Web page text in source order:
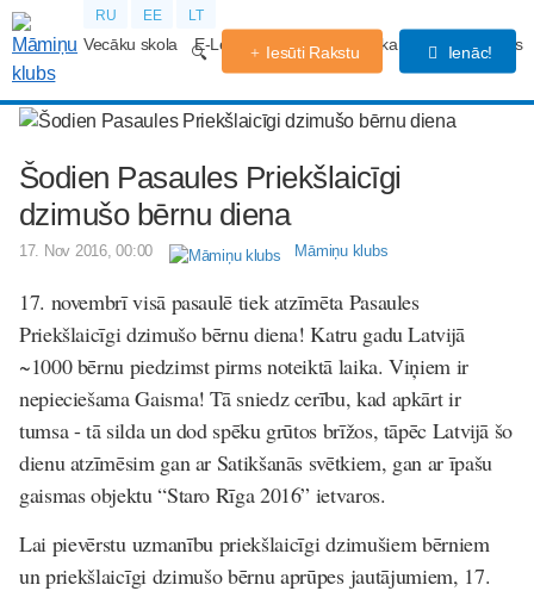
RU EE LT
Vecāku skola E-Lekcijas Grūtniecības kalendārs Forums
Iesūti Rakstu Ienāc!
Šodien Pasaules Priekšlaicīgi
dzimušo bērnu diena
17. Nov 2016, 00:00 Māmiņu klubs
17. novembrī visā pasaulē tiek atzīmēta Pasaules
Priekšlaicīgi dzimušo bērnu diena!Katru gadu Latvijā
~1000 bērnu piedzimst pirms noteiktā laika. Viņiem ir
nepieciešama Gaisma! Tā sniedz cerību, kad apkārt ir
tumsa - tā silda un dod spēku grūtos brīžos, tāpēc Latvijā šo
dienu atzīmēsim gan ar Satikšanās svētkiem, gan ar īpašu
gaismas objektu “Staro Rīga 2016” ietvaros.
Lai pievērstu uzmanību priekšlaicīgi dzimušiem bērniem
un priekšlaicīgi dzimušo bērnu aprūpes jautājumiem, 17.